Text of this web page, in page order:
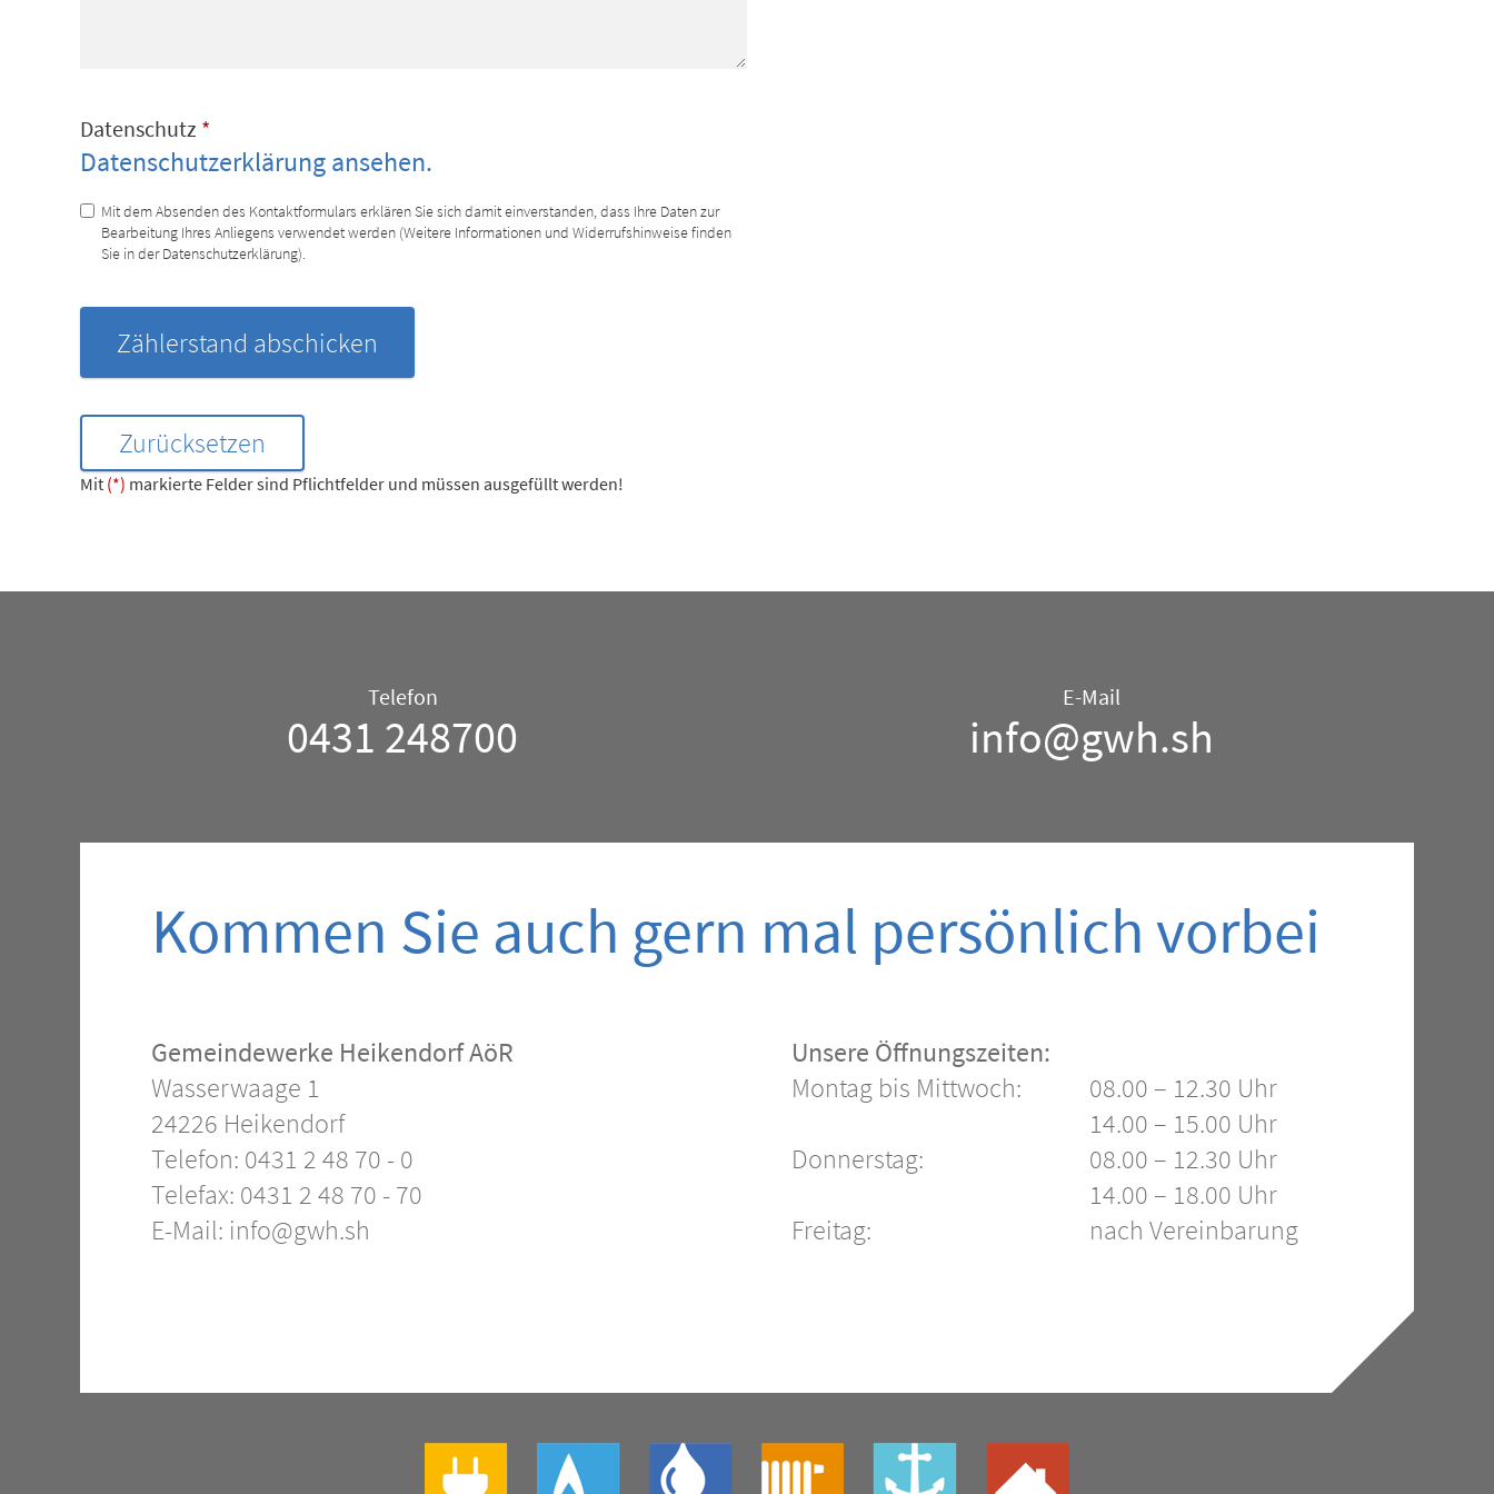
Datenschutz *
Datenschutzerklärung ansehen.
Mit dem Absenden des Kontaktformulars erklären Sie sich damit einverstanden, dass Ihre Daten zur
Bearbeitung Ihres Anliegens verwendet werden (Weitere Informationen und Widerrufshinweise finden
Sie in der Datenschutzerklärung).
Mit (*) markierte Felder sind Pflichtfelder und müssen ausgefüllt werden!
Telefon
0431 248700
E-Mail
info@gwh.sh
Kommen Sie auch gern mal persönlich vorbei
Kontakt
–
Allgemein
Gemeindewerke Heikendorf AöR
Wasserwaage 1
24226 Heikendorf
Telefon: 0431 2 48 70 - 0
Telefax: 0431 2 48 70 - 70
E-Mail: info@gwh.sh
Öffnungszeiten
Unsere Öffnungszeiten:
Montag bis Mittwoch:
08.00 – 12.30 Uhr
14.00 – 15.00 Uhr
Donnerstag:
08.00 – 12.30 Uhr
14.00 – 18.00 Uhr
Freitag:
nach Vereinbarung
Slogan